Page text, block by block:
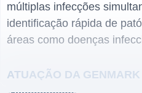
múltiplas infecções
identificação rápida de
áreas como doenças
ATUAÇÃO DA GENMARK